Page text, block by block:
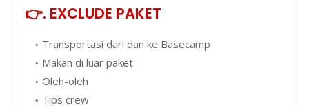
👉. EXCLUDE PAKET
Transportasi dari dan ke Basecamp
Makan di luar paket
Oleh-oleh
Tips crew